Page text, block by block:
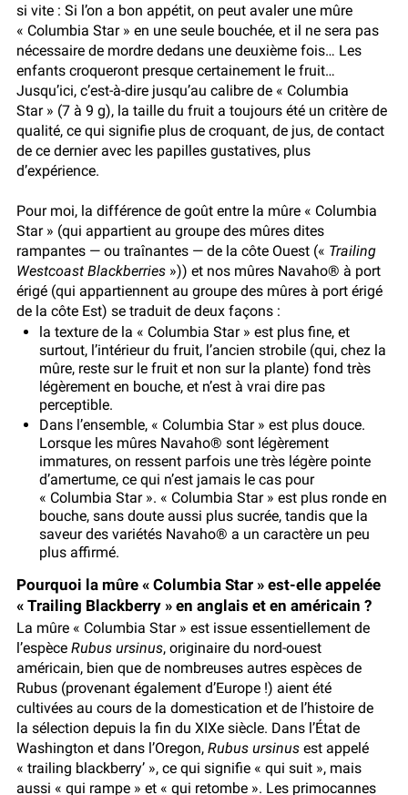
si vite : Si l’on a bon appétit, on peut avaler une mûre
« Columbia Star » en une seule bouchée, et il ne sera pas
nécessaire de mordre dedans une deuxième fois… Les
enfants croqueront presque certainement le fruit…
Jusqu’ici, c’est-à-dire jusqu’au calibre de « Columbia
Star » (7 à 9 g), la taille du fruit a toujours été un critère de
qualité, ce qui signifie plus de croquant, de jus, de contact
de ce dernier avec les papilles gustatives, plus
d’expérience.
Pour moi, la différence de goût entre la mûre « Columbia
Star » (qui appartient au groupe des mûres dites
rampantes — ou traînantes — de la côte Ouest (« Trailing
Westcoast Blackberries »)) et nos mûres Navaho® à port
érigé (qui appartiennent au groupe des mûres à port érigé
de la côte Est) se traduit de deux façons :
la texture de la « Columbia Star » est plus fine, et
surtout, l’intérieur du fruit, l’ancien strobile (qui, chez la
mûre, reste sur le fruit et non sur la plante) fond très
légèrement en bouche, et n’est à vrai dire pas
perceptible.
Dans l’ensemble, « Columbia Star » est plus douce.
Lorsque les mûres Navaho® sont légèrement
immatures, on ressent parfois une très légère pointe
d’amertume, ce qui n’est jamais le cas pour
« Columbia Star ». « Columbia Star » est plus ronde en
bouche, sans doute aussi plus sucrée, tandis que la
saveur des variétés Navaho® a un caractère un peu
plus affirmé.
Pourquoi la mûre « Columbia Star » est-elle appelée
« Trailing Blackberry » en anglais et en américain ?
La mûre « Columbia Star » est issue essentiellement de
l’espèce Rubus ursinus, originaire du nord-ouest
américain, bien que de nombreuses autres espèces de
Rubus (provenant également d’Europe !) aient été
cultivées au cours de la domestication et de l’histoire de
la sélection depuis la fin du XIXe siècle. Dans l’État de
Washington et dans l’Oregon, Rubus ursinus est appelé
« trailing blackberry’ », ce qui signifie « qui suit », mais
aussi « qui rampe » et « qui retombe ». Les primocannes